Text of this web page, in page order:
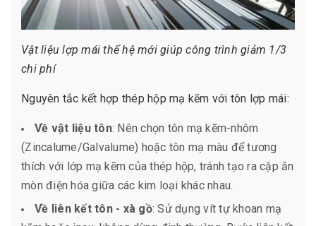
Vật liệu lợp mái thế hệ mới giúp công trình giảm 1/3
chi phí
Nguyên tắc kết hợp thép hộp mạ kẽm với tôn lợp mái:
Về vật liệu tôn: Nên chọn tôn mạ kẽm-nhôm
(Zincalume/Galvalume) hoặc tôn mạ màu để tương
thích với lớp mạ kẽm của thép hộp, tránh tạo ra cặp ăn
mòn điện hóa giữa các kim loại khác nhau.
Về liên kết tôn - xà gồ: Sử dụng vít tự khoan mạ